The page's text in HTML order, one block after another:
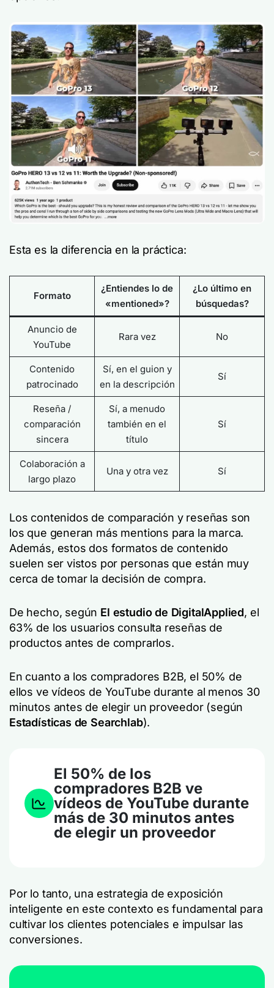
Esta es la diferencia en la práctica:
Formato
¿Entiendes lo de
«mentioned»?
¿Lo último en
búsquedas?
Anuncio de
YouTube
Rara vez No
Contenido
patrocinado
Sí, en el guion y
en la descripción
Sí
Reseña /
comparación
sincera
Sí, a menudo
también en el
título
Sí
Colaboración a
largo plazo
Una y otra vez Sí
Los contenidos de comparación y reseñas son
los que generan más mentions para la marca.
Además, estos dos formatos de contenido
suelen ser vistos por personas que están muy
cerca de tomar la decisión de compra.
De hecho, según El estudio de DigitalApplied, el
63% de los usuarios consulta reseñas de
productos antes de comprarlos.
En cuanto a los compradores B2B, el 50% de
ellos ve vídeos de YouTube durante al menos 30
minutos antes de elegir un proveedor (según
Estadísticas de Searchlab).
El 50% de los
compradores B2B ve
vídeos de YouTube durante
más de 30 minutos antes
de elegir un proveedor
Por lo tanto, una estrategia de exposición
inteligente en este contexto es fundamental para
cultivar los clientes potenciales e impulsar las
conversiones.